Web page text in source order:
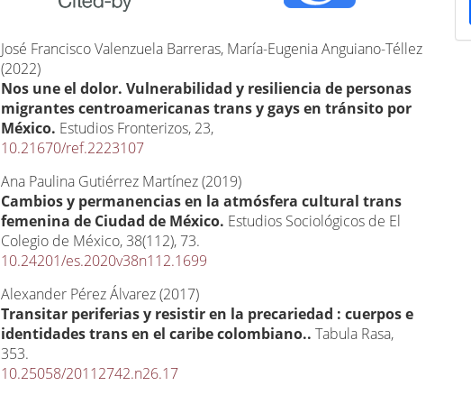
José Francisco Valenzuela Barreras, María-Eugenia Anguiano-Téllez
(2022)
Nos une el dolor. Vulnerabilidad y resiliencia de personas
migrantes centroamericanas trans y gays en tránsito por
México. Estudios Fronterizos, 23,
10.21670/ref.2223107
Ana Paulina Gutiérrez Martínez (2019)
Cambios y permanencias en la atmósfera cultural trans
femenina de Ciudad de México. Estudios Sociológicos de El
Colegio de México, 38(112), 73.
10.24201/es.2020v38n112.1699
Alexander Pérez Álvarez (2017)
Transitar periferias y resistir en la precariedad : cuerpos e
identidades trans en el caribe colombiano..Tabula Rasa,
353.
10.25058/20112742.n26.17